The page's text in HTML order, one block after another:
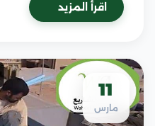
اقرأ المزيد
11
مارس